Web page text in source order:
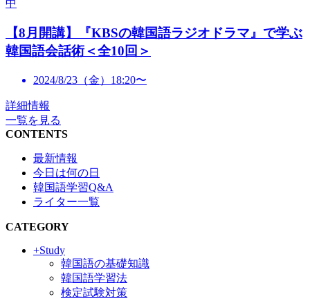
中
【8月開講】『KBSの韓国語ラジオドラマ』で学ぶ
韓国語会話術＜全10回＞
2024/8/23（金）18:20〜
詳細情報
一覧を見る
CONTENTS
最新情報
今日は何の日
韓国語学習Q&A
ライター一覧
CATEGORY
+Study
韓国語の基礎知識
韓国語学習法
検定試験対策